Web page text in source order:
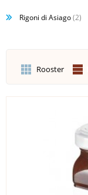
Rigoni di Asiago(2)
Rooster